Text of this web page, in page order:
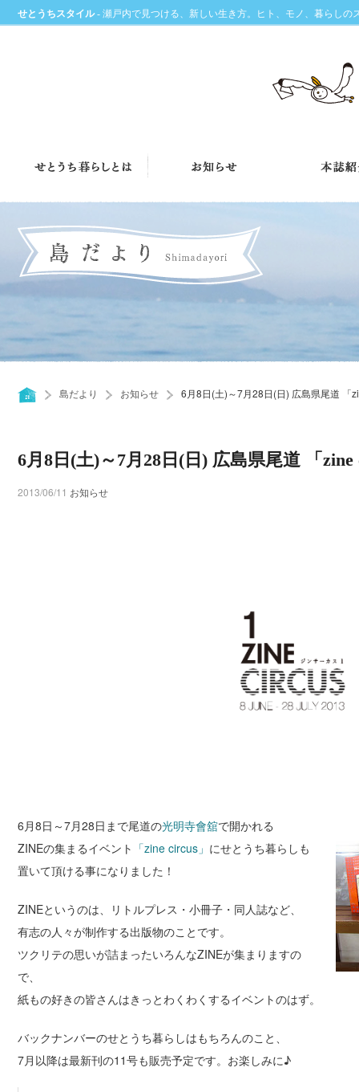
せとうちスタイル - 瀬戸内で見つける、新しい生き方。ヒト、モノ、暮らしの
島だより お知らせ 6月8日(土)～7月28日(日) 広島県尾道 「
6月8日(土)～7月28日(日) 広島県尾道 「
2013/06/11 お知らせ
6月8日～7月28日まで尾道の光明寺會舘で開かれる
ZINEの集まるイベント 「zine circus」 にせとうち暮らしも
置いて頂ける事になりました！
ZINEというのは、リトルプレス・小冊子・同人誌など、
有志の人々が制作する出版物のことです。
ツクリテの思いが詰まったいろんなZINEが集まりますの
で、
紙もの好きの皆さんはきっとわくわくするイベントのはず。
バックナンバーのせとうち暮らしはもちろんのこと、
7月以降は最新刊の11号も販売予定です。お楽しみに♪